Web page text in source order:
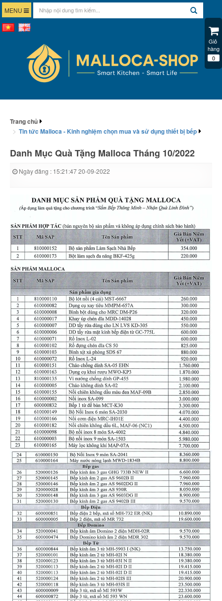
MENU
Trang chủ
Tin tức Malloca - Kinh nghiệm chọn mua và sử dụng thiết bị bếp
Danh Mục Quà Tặng Malloca Tháng 10/2022
Ngày đăng : 15:21:47 20-09-2022
Giỏ
hàng
0